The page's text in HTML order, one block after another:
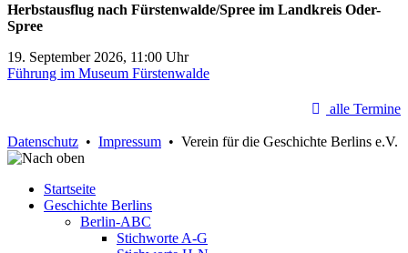
Herbstausflug nach Fürstenwalde/Spree im Landkreis Oder-
Spree
19. September 2026, 11:00 Uhr
Führung im Museum Fürstenwalde
alle Termine
Datenschutz • Impressum • Verein für die Geschichte Berlins e.V.
Startseite
Geschichte Berlins
Berlin-ABC
Stichworte A-G